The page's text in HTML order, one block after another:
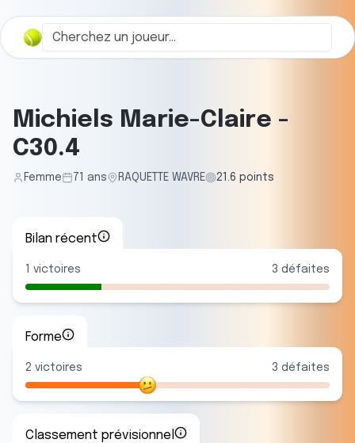
Michiels Marie-Claire -
C30.4
Femme 71 ans RAQUETTE WAVRE 21.6 points
Bilan récent
victoires 3 défaites
Forme
2 victoires 3 défaites
Classement prévisionnel